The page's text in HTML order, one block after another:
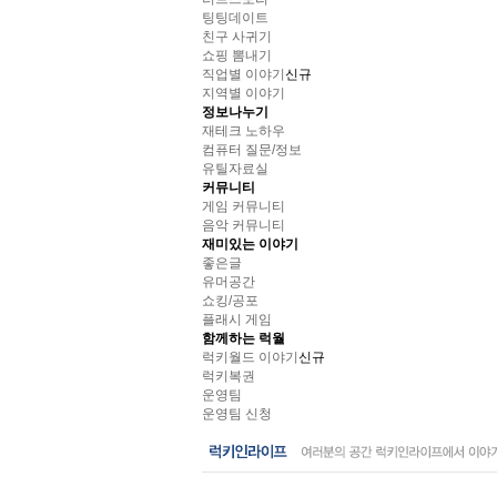
팅팅데이트
친구 사귀기
쇼핑 뽐내기
직업별 이야기 신규
지역별 이야기
정보나누기
재테크 노하우
컴퓨터 질문/정보
유틸자료실
커뮤니티
게임 커뮤니티
음악 커뮤니티
재미있는 이야기
좋은글
유머공간
쇼킹/공포
플래시 게임
함께하는 럭월
럭키월드 이야기 신규
럭키복권
운영팀
운영팀 신청